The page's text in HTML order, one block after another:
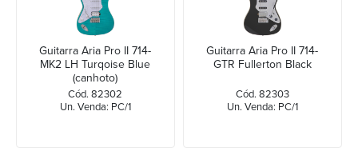
Guitarra Aria Pro II 714-
MK2 LH Turqoise Blue
(canhoto)
Cód. 82302
Un. Venda: PC/1
Guitarra Aria Pro II 714-
GTR Fullerton Black
Cód. 82303
Un. Venda: PC/1